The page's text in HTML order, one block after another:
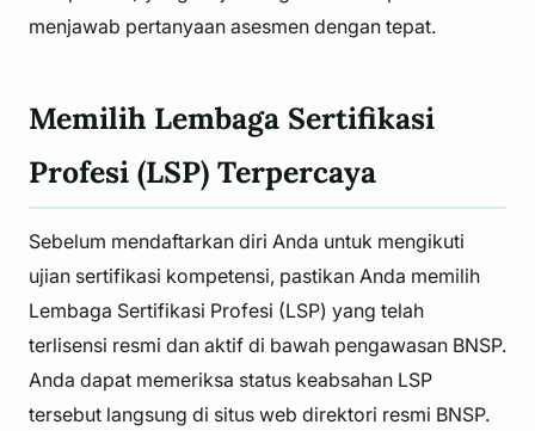
menjawab pertanyaan asesmen dengan tepat.
Memilih Lembaga Sertifikasi
Profesi (LSP) Terpercaya
Sebelum mendaftarkan diri Anda untuk mengikuti
ujian sertifikasi kompetensi, pastikan Anda memilih
Lembaga Sertifikasi Profesi (LSP) yang telah
terlisensi resmi dan aktif di bawah pengawasan BNSP.
Anda dapat memeriksa status keabsahan LSP
tersebut langsung di situs web direktori resmi BNSP.